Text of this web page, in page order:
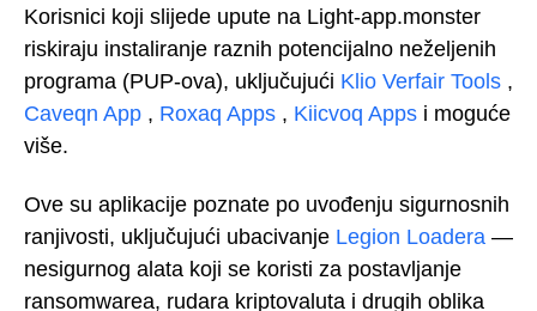
Korisnici koji slijede upute na Light-app.monster
riskiraju instaliranje raznih potencijalno neželjenih
programa (PUP-ova), uključujući Klio Verfair Tools ,
Caveqn App , Roxaq Apps , Kiicvoq Apps i moguće
više.
Ove su aplikacije poznate po uvođenju sigurnosnih
ranjivosti, uključujući ubacivanje Legion Loadera —
nesigurnog alata koji se koristi za postavljanje
ransomwarea, rudara kriptovaluta i drugih oblika